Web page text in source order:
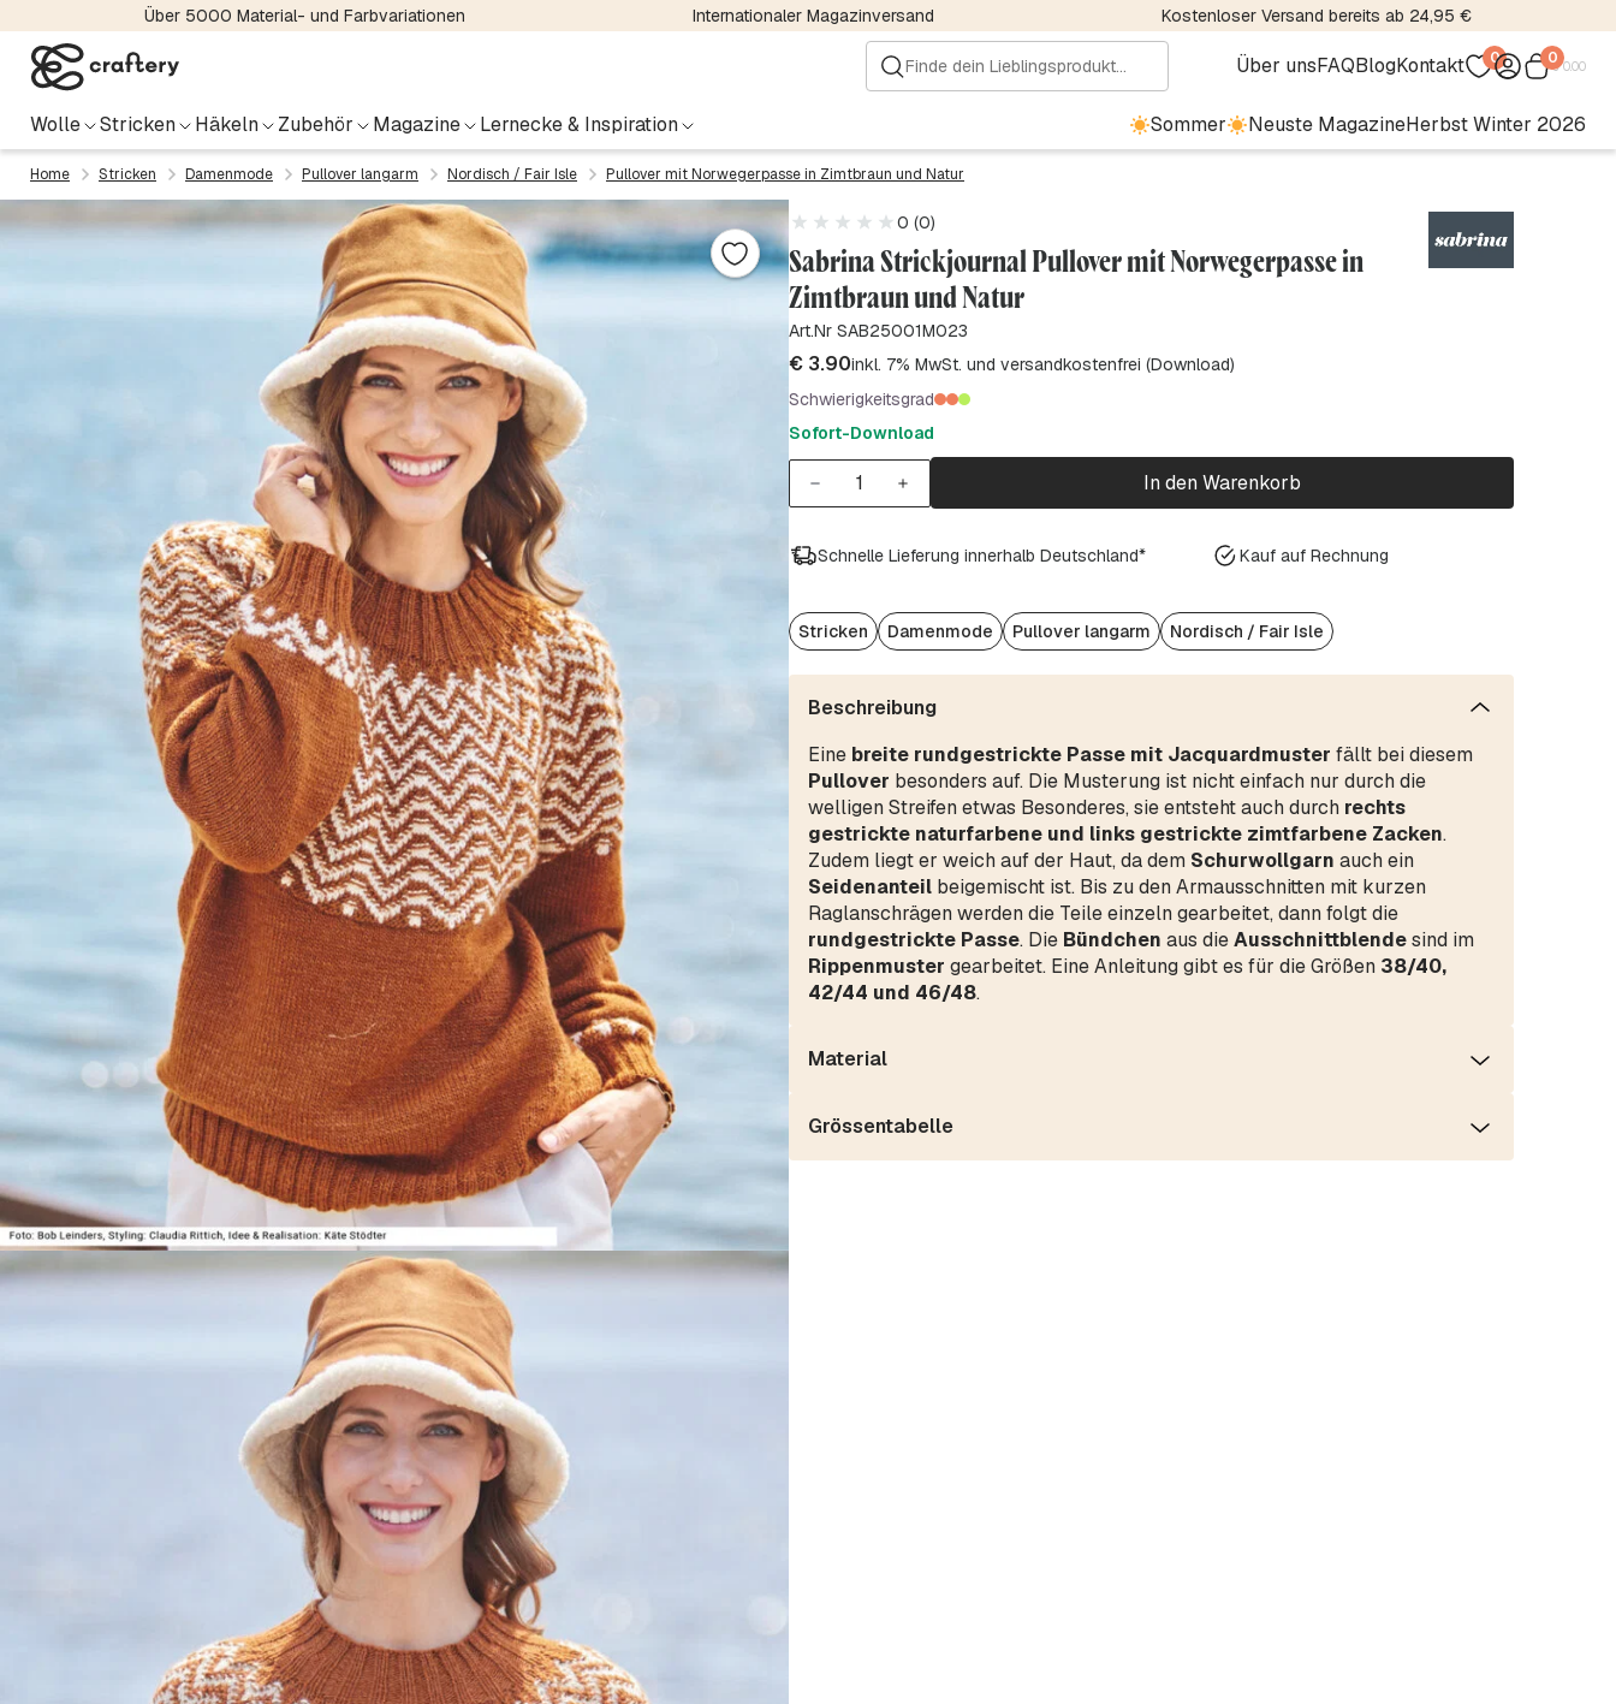
Über 5000 Material- und Farbvariationen Internationaler Magazinversand Kostenloser Versand bereits ab 24,95 €
Über unsFAQBlogKontakt 0 0€0.00
Wolle Stricken Häkeln Zubehör Magazine Lernecke & Inspiration Sommer Neuste MagazineHerbst Winter 2026
Home Stricken Damenmode Pullover langarm Nordisch / Fair Isle Pullover mit Norwegerpasse in Zimtbraun und Natur
0 (0)
Sabrina Strickjournal Pullover mit Norwegerpasse in
Zimtbraun und Natur
Art.Nr SAB25001M023
€3.90inkl. 7% MwSt. und versandkostenfrei (Download)
Schwierigkeitsgrad
Sofort-Download
In den Warenkorb
Schnelle Lieferung innerhalb Deutschland* Kauf auf Rechnung
Stricken Damenmode Pullover langarm Nordisch / Fair Isle
Beschreibung
Eine breite rundgestrickte Passe mit Jacquardmuster fällt bei diesem
Pullover besonders auf. Die Musterung ist nicht einfach nur durch die
welligen Streifen etwas Besonderes, sie entsteht auch durch rechts
gestrickte naturfarbene und links gestrickte zimtfarbene Zacken.
Zudem liegt er weich auf der Haut, da dem Schurwollgarn auch ein
Seidenanteilbeigemischt ist. Bis zu den Armausschnitten mit kurzen
Raglanschrägen werden die Teile einzeln gearbeitet, dann folgt die
rundgestrickte Passe. Die Bündchen aus dieAusschnittblendesind im
Rippenmuster gearbeitet. Eine Anleitung gibt es für die Größen 38/40,
42/44 und 46/48.
Material
Grössentabelle